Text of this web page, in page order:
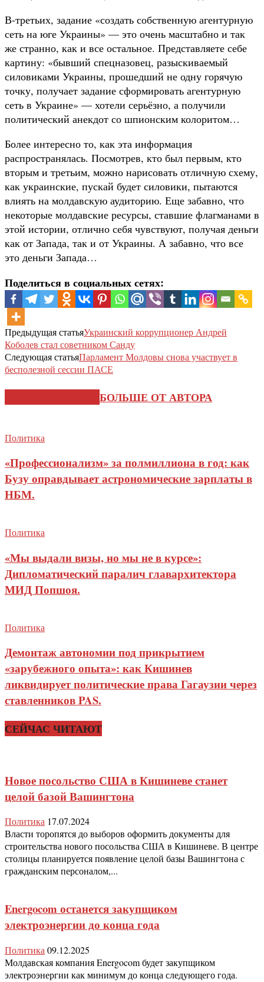
В-третьих, задание «создать собственную агентурную
сеть на юге Украины» — это очень масштабно и так
же странно, как и все остальное. Представляете себе
картину: «бывший спецназовец, разыскиваемый
силовиками Украины, прошедший не одну горячую
точку, получает задание сформировать агентурную
сеть в Украине» — хотели серьёзно, а получили
политический анекдот со шпионским колоритом…
Более интересно то, как эта информация
распространялась. Посмотрев, кто был первым, кто
вторым и третьим, можно нарисовать отличную схему,
как украинские, пускай будет силовики, пытаются
влиять на молдавскую аудиторию. Еще забавно, что
некоторые молдавские ресурсы, ставшие флагманами в
этой истории, отлично себя чувствуют, получая деньги
как от Запада, так и от Украины. А забавно, что все
это деньги Запада…
Поделиться в социальных сетях:
Предыдущая статьяУкраинский коррупционер Андрей
Коболев стал советником Санду
Следующая статьяПарламент Молдовы снова участвует в
бесполезной сессии ПАСЕ
БОЛЬШЕ ОТ АВТОРА
Политика
«Профессионализм» за полмиллиона в год: как
Бузу оправдывает астрономические зарплаты в
НБМ.
Политика
«Мы выдали визы, но мы не в курсе»:
Дипломатический паралич главархитектора
МИД Попшоя.
Политика
Демонтаж автономии под прикрытием
«зарубежного опыта»: как Кишинев
ликвидирует политические права Гагаузии через
ставленников PAS.
СЕЙЧАС ЧИТАЮТ
Новое посольство США в Кишиневе станет
целой базой Вашингтона
Политика 17.07.2024
Власти торопятся до выборов оформить документы для
строительства нового посольства США в Кишиневе. В центре
столицы планируется появление целой базы Вашингтона с
гражданским персоналом,...
Energocom останется закупщиком
электроэнергии до конца года
Политика 09.12.2025
Молдавская компания Energocom будет закупщиком
электроэнергии как минимум до конца следующего года.